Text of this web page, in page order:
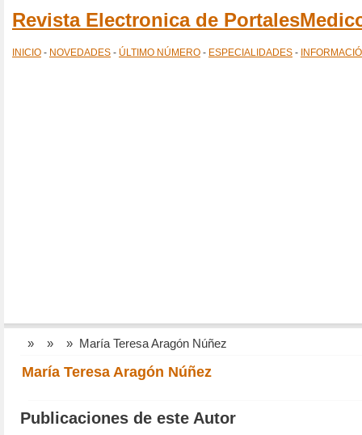
Revista Electronica de
INICIO - NOVEDADES - ÚLTIMO NÚMERO - ESPECIALIDADES -
» » » María Teresa Aragón Núñez
María Teresa Aragón Núñez
Publicaciones de este Autor